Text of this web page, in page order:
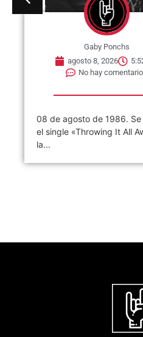
Gaby Ponchs
agosto 8, 2026
No hay
08 de agosto de 1986.
el single «Throwing It All
la...